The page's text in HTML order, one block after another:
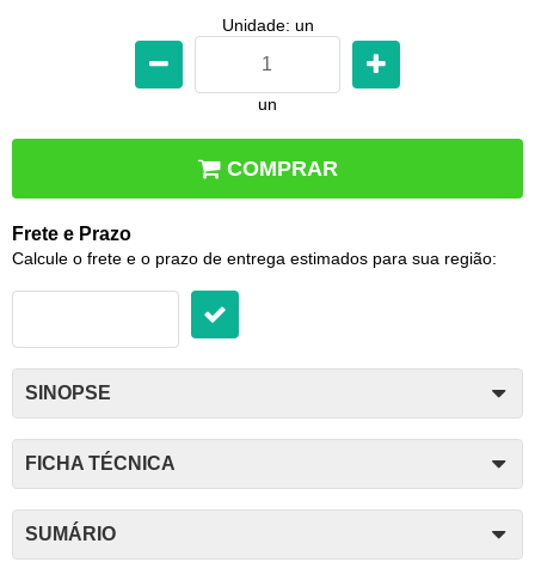
Unidade: un
un
COMPRAR
Frete e Prazo
Calcule o frete e o prazo de entrega estimados para sua região:
SINOPSE
FICHA TÉCNICA
SUMÁRIO